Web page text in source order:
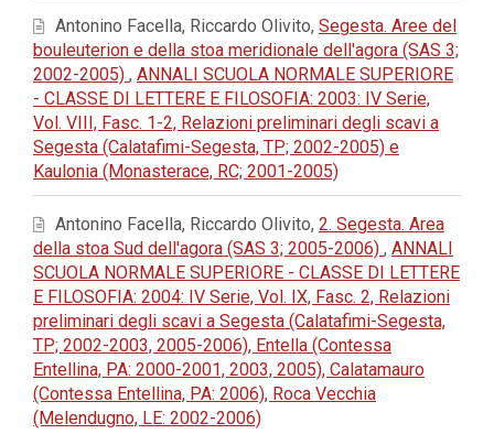
Antonino Facella, Riccardo Olivito, Segesta. Aree del
bouleuterion e della stoa meridionale dell'agora (SAS 3;
2002-2005) , ANNALI SCUOLA NORMALE SUPERIORE
- CLASSE DI LETTERE E FILOSOFIA: 2003: IV Serie,
Vol. VIII, Fasc. 1-2, Relazioni preliminari degli scavi a
Segesta (Calatafimi-Segesta, TP; 2002-2005) e
Kaulonia (Monasterace, RC; 2001-2005)
Antonino Facella, Riccardo Olivito, 2. Segesta. Area
della stoa Sud dell'agora (SAS 3; 2005-2006) , ANNALI
SCUOLA NORMALE SUPERIORE - CLASSE DI LETTERE
E FILOSOFIA: 2004: IV Serie, Vol. IX, Fasc. 2, Relazioni
preliminari degli scavi a Segesta (Calatafimi-Segesta,
TP; 2002-2003, 2005-2006), Entella (Contessa
Entellina, PA: 2000-2001, 2003, 2005), Calatamauro
(Contessa Entellina, PA: 2006), Roca Vecchia
(Melendugno, LE: 2002-2006)